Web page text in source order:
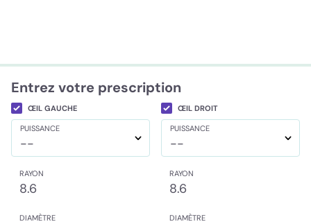
Entrez votre prescription
ŒIL GAUCHE ŒIL DROIT
PUISSANCE
--
PUISSANCE
--
RAYON
8.6
RAYON
8.6
DIAMÈTRE DIAMÈTRE